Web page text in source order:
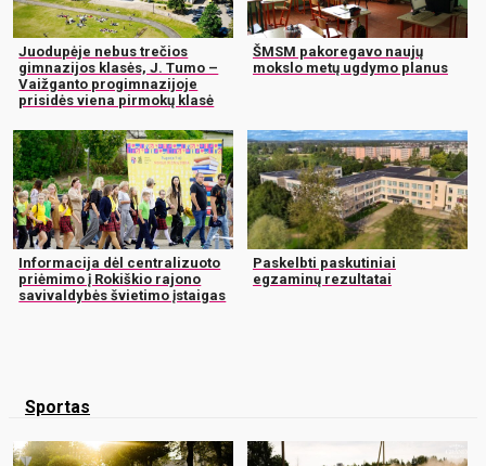
Juodupėje nebus trečios
gimnazijos klasės, J. Tumo –
Vaižganto progimnazijoje
prisidės viena pirmokų klasė
ŠMSM pakoregavo naujų
mokslo metų ugdymo planus
Informacija dėl centralizuoto
priėmimo į Rokiškio rajono
savivaldybės švietimo įstaigas
Paskelbti paskutiniai
egzaminų rezultatai
Sportas